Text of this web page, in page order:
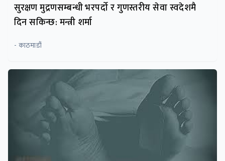
सुरक्षण मुद्रणसम्बन्धी भरपर्दाे र गुणस्तरीय सेवा स्वदेशमै
दिन सकिन्छ: मन्त्री शर्मा
- काठमाडौं